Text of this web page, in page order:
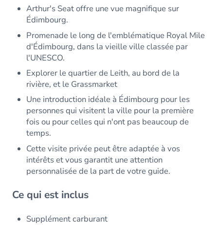
Arthur's Seat offre une vue magnifique sur
Édimbourg.
Promenade le long de l'emblématique Royal Mile
d'Édimbourg, dans la vieille ville classée par
l'UNESCO.
Explorer le quartier de Leith, au bord de la
rivière, et le Grassmarket
Une introduction idéale à Édimbourg pour les
personnes qui visitent la ville pour la première
fois ou pour celles qui n'ont pas beaucoup de
temps.
Cette visite privée peut être adaptée à vos
intérêts et vous garantit une attention
personnalisée de la part de votre guide.
Ce qui est inclus
Supplément carburant